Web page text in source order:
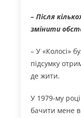
– Після
змінити
– У «Колосі»
підсумку
де жити.
У 1979-му
бачити мене в